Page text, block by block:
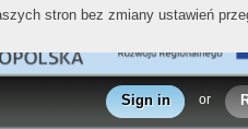
Sign in or
stron bez zmiany ustawień